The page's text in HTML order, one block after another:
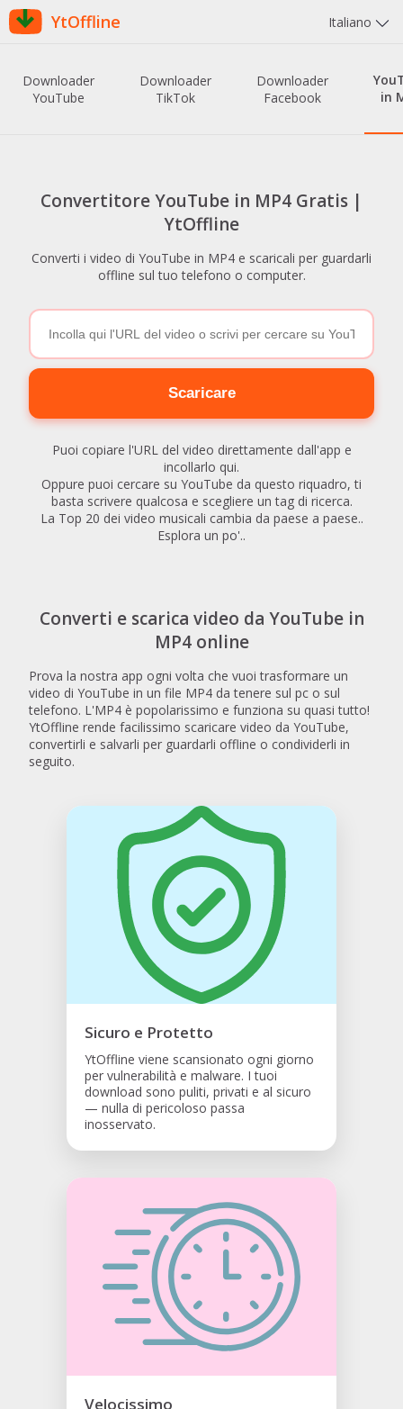
YtOffline Italiano
Downloader
YouTube
Downloader
TikTok
Downloader
Facebook
in
Convertitore YouTube in MP4 Gratis |
YtOffline
Converti i video di YouTube in MP4 e scaricali per guardarli
offline sul tuo telefono o computer.
Scaricare
Puoi copiare l'URL del video direttamente dall'app e
incollarlo qui.
Oppure puoi cercare su YouTube da questo riquadro, ti
basta scrivere qualcosa e scegliere un tag di ricerca.
La Top 20 dei video musicali cambia da paese a paese..
Esplora un po'..
Converti e scarica video da YouTube in
MP4 online
Prova la nostra app ogni volta che vuoi trasformare un
video di YouTube in un file MP4 da tenere sul pc o sul
telefono. L'MP4 è popolarissimo e funziona su quasi tutto!
YtOffline rende facilissimo scaricare video da YouTube,
convertirli e salvarli per guardarli offline o condividerli in
seguito.
Sicuro e Protetto
YtOffline viene scansionato ogni giorno
per vulnerabilità e malware. I tuoi
download sono puliti, privati e al sicuro
— nulla di pericoloso passa
inosservato.
Velocissimo